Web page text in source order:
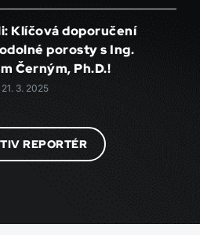
Klíčová doporučení
porosty s Ing.
Černým, Ph.D.!
21. 3. 2025
REPORTÉR